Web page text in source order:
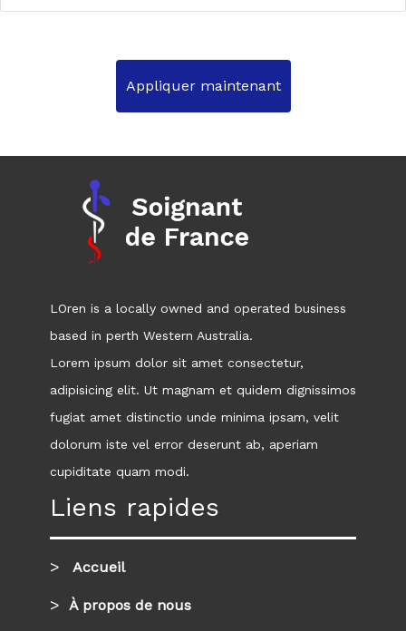
Appliquer maintenant
LOren is a locally owned and operated business
based in perth Western Australia.
Lorem ipsum dolor sit amet consectetur,
adipisicing elit. Ut magnam et quidem dignissimos
fugiat amet distinctio unde minima ipsam, velit
dolorum iste vel error deserunt ab, aperiam
cupiditate quam modi.
Liens rapides
Accueil
À propos de nous